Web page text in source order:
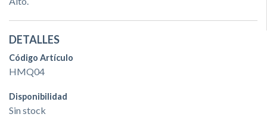
DETALLES
Código Artículo
HMQ04
Disponibilidad
Sin stock